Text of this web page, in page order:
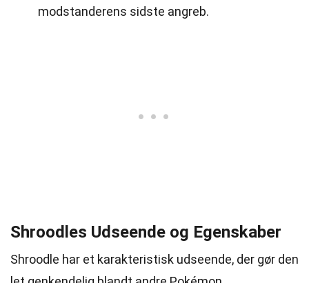
modstanderens sidste angreb.
Shroodles Udseende og Egenskaber
Shroodle har et karakteristisk udseende, der gør den